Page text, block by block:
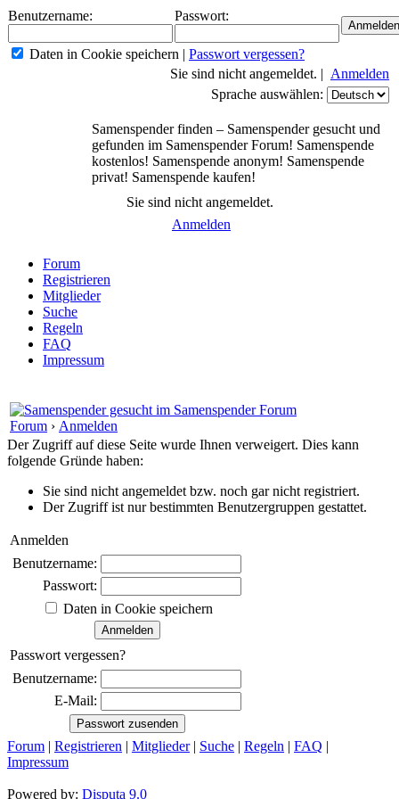
Benutzername: Passwort:
Daten in Cookie speichern | Passwort vergessen?
Sie sind nicht angemeldet. | Anmelden
Sprache auswählen:
Samenspender finden – Samenspender gesucht und
gefunden im Samenspender Forum! Samenspende
kostenlos! Samenspende anonym! Samenspende
privat! Samenspende kaufen!
Sie sind nicht angemeldet.
Anmelden
Forum
Registrieren
Mitglieder
Suche
Regeln
FAQ
Impressum
Forum › Anmelden
Der Zugriff auf diese Seite wurde Ihnen verweigert. Dies kann
folgende Gründe haben:
Sie sind nicht angemeldet bzw. noch gar nicht registriert.
Der Zugriff ist nur bestimmten Benutzergruppen gestattet.
Anmelden
Benutzername:
Passwort:
Daten in Cookie speichern
Passwort vergessen?
Benutzername:
E-Mail:
Forum | Registrieren | Mitglieder| Suche | Regeln | FAQ |
Impressum
Powered by: Disputa 9.0